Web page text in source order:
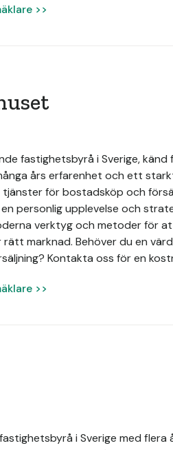
>>
fastighetsbyrå i Sverige,
års erfarenhet och ett
för bostadsköp och
personlig upplevelse och
verktyg och metoder för
marknad. Behöver du en
Kontakta oss för en
>>
i Sverige med